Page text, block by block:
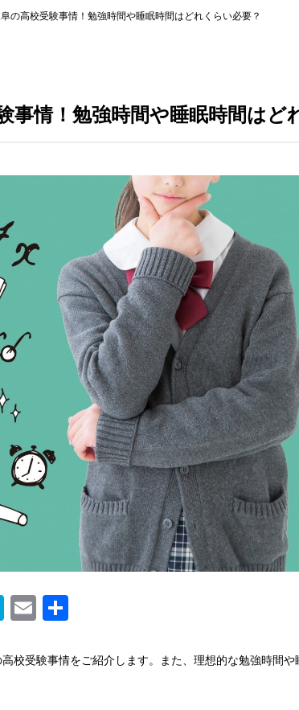
の高校受験事情！勉強時間や睡眠時間はどれくらい必要？
事情！勉強時間や睡眠時間はど
Hatena
Email
校受験事情をご紹介します。また、理想的な勉強時間